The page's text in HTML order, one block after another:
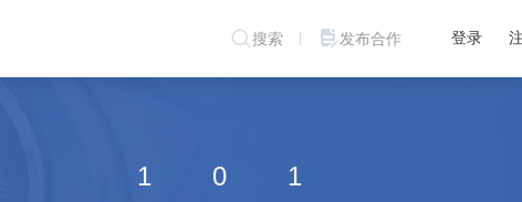
搜索 发布合作 登录
1 0 1